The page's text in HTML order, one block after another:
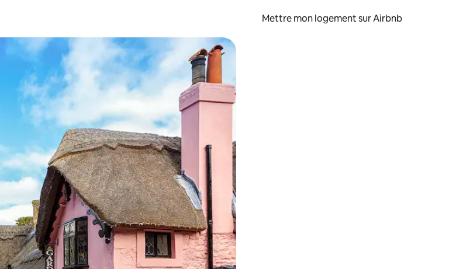
Mettre mon logement sur Airbnb
le bas pour les parcourir ou en appuyant et en faisant glisser.